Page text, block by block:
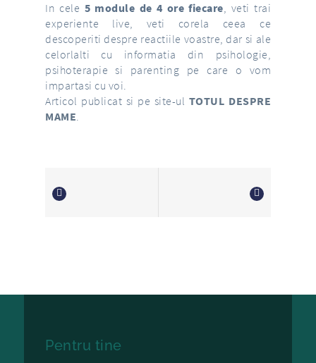
In cele 5 module de 4 ore fiecare, veti trai
experiente live, veti corela ceea ce
descoperiti despre reactiile voastre, dar si ale
celorlalti cu informatia din psihologie,
psihoterapie si parenting pe care o vom
impartasi cu voi.
Articol publicat si pe site-ul TOTUL DESPRE
MAME.
Pentru tine